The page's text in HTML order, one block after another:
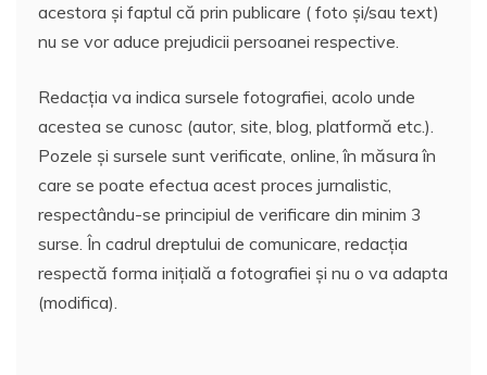
acestora și faptul că prin publicare ( foto și/sau text)
nu se vor aduce prejudicii persoanei respective.
Redacția va indica sursele fotografiei, acolo unde
acestea se cunosc (autor, site, blog, platformă etc.).
Pozele și sursele sunt verificate, online, în măsura în
care se poate efectua acest proces jurnalistic,
respectându-se principiul de verificare din minim 3
surse. În cadrul dreptului de comunicare, redacția
respectă forma inițială a fotografiei și nu o va adapta
(modifica).